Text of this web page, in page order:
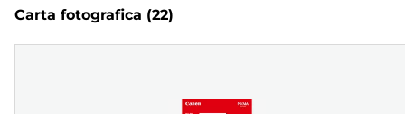
Carta fotografica (22)